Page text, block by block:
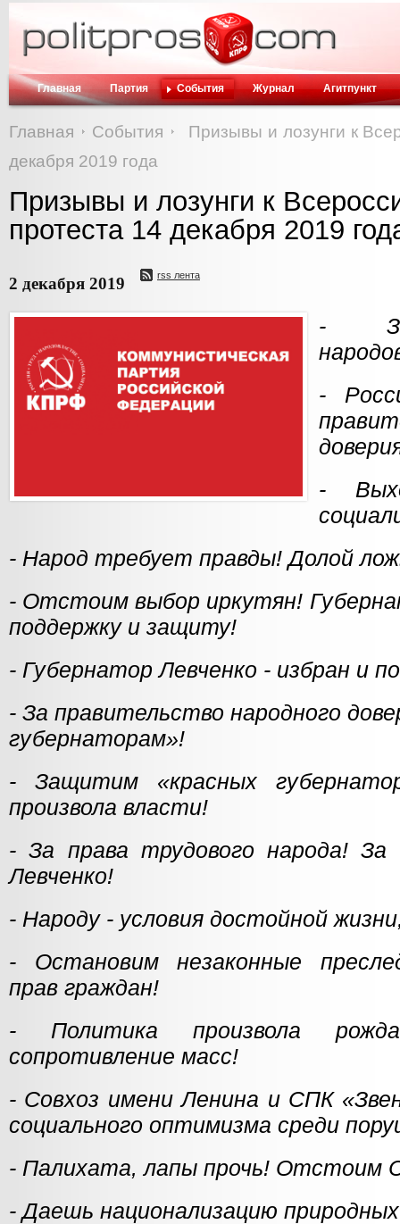
Главная Партия События Журнал Агитпункт
Главная События
Призывы и лозунги к
декабря 2019 года
Призывы и лозунги к
протеста 14 декабря 2019
2 декабря 2019 rss лента
-
-
-
- Народ требует правды! Долой
- Отстоим выбор иркутян!
поддержку и защиту!
- Губернатор Левченко - избран и
- За правительство народного
губернаторам»!
- Защитим «красных
произвола власти!
- За права трудового народа! За
Левченко!
- Народу - условия достойной
- Остановим незаконные
прав граждан!
- Политика произвола
сопротивление масс!
- Совхоз имени Ленина и СПК
социального оптимизма среди
- Палихата, лапы прочь! Отстоим
- Даешь национализацию